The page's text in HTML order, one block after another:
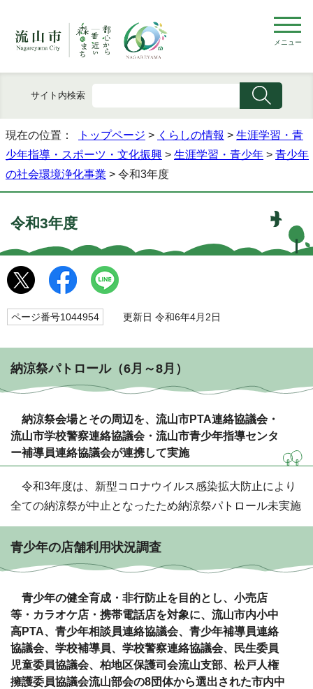
メニュー
サイト内検索
現在の位置： トップページ > くらしの情報 > 生涯学習・青
少年指導・スポーツ・文化振興 > 生涯学習・青少年 > 青少年
の社会環境浄化事業 > 令和3年度
令和3年度
ページ番号1044954 更新日 令和6年4月2日
納涼祭パトロール（6月～8月）
納涼祭会場とその周辺を、流山市PTA連絡協議会・
流山市学校警察連絡協議会・流山市青少年指導センタ
ー補導員連絡協議会が連携して実施
令和3年度は、新型コロナウイルス感染拡大防止により
全ての納涼祭が中止となったため納涼祭パトロール未実施
青少年の店舗利用状況調査
青少年の健全育成・非行防止を目的とし、小売店
等・カラオケ店・携帯電話店を対象に、流山市内小中
高PTA、青少年相談員連絡協議会、青少年補導員連絡
協議会、学校補導員、学校警察連絡協議会、民生委員
児童委員協議会、柏地区保護司会流山支部、松戸人権
擁護委員協議会流山部会の8団体から選出された市内中